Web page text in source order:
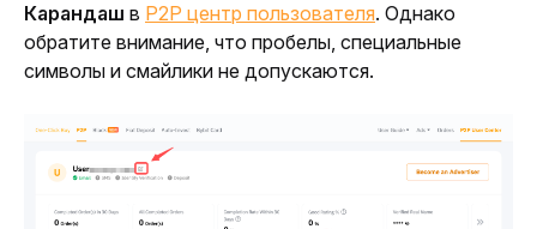
Карандаш в P2P центр пользователя. Однако
обратите внимание, что пробелы, специальные
символы и смайлики не допускаются.